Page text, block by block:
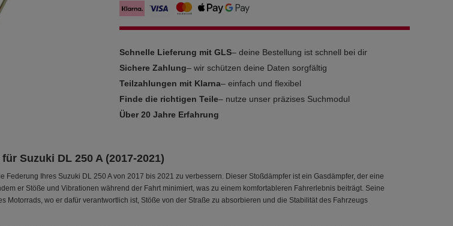
Schnelle Lieferung mit GLS– deine Bestellung ist schnell bei dir
Sichere Zahlung– wir schützen deine Daten sorgfältig
Teilzahlungen mit Klarna– einfach und flexibel
Finde die richtigen Teile– nutze unser präzises Suchmodul
Über 20 Jahre Erfahrung
Suzuki DL 250 A (2017-2021)
Federung Ihres Suzuki DL 250 A von 2017 bis 2021 zu verbessern. Dieser Stoßdämpfer ist ein Gasdämpfer, der eine
er Stöße und Vibrationen während der Fahrt minimiert, was zu einem komfortableren Fahrerlebnis beiträgt. Seine
Motorrads, wo er dafür verantwortlich ist, Stöße von der Straße zu absorbieren und die Stabilität des Fahrzeugs